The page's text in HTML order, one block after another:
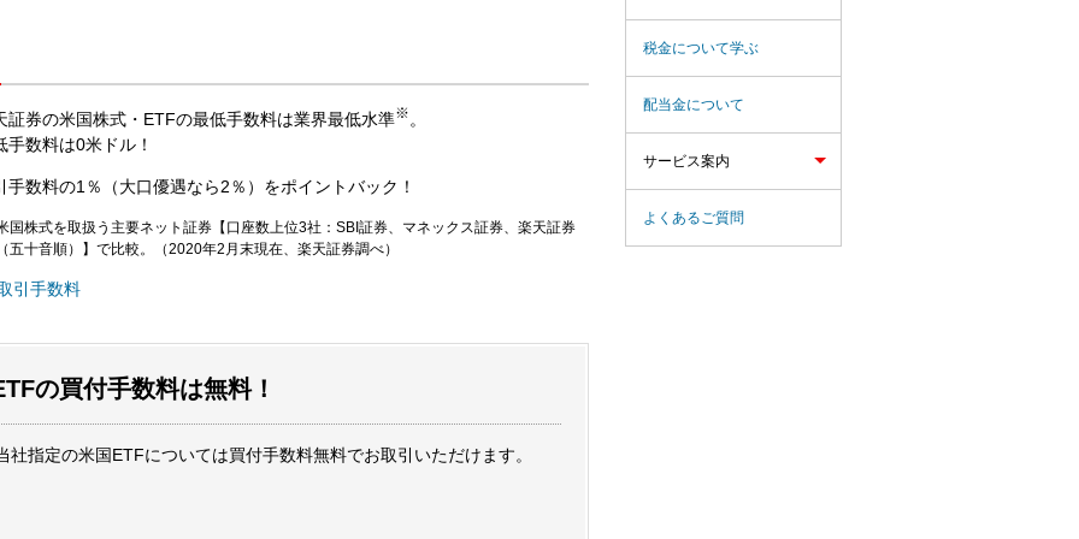
証券の米国株式・ETFの最低手数料は業界最低水準※ 。
手数料は0米ドル！
手数料の1％（大口優遇なら2％）をポイントバック！
国株式を取扱う主要ネット証券【口座数上位3社：SBI証券、マネックス証券、楽天証券
五十音順）】で比較。（2020年2月末現在、楽天証券調べ）
引手数料
の買付手数料は無料！
指定の米国ETFについては買付手数料無料でお取引いただけます。
税金について学ぶ
配当金について
サービス案内
よくあるご質問